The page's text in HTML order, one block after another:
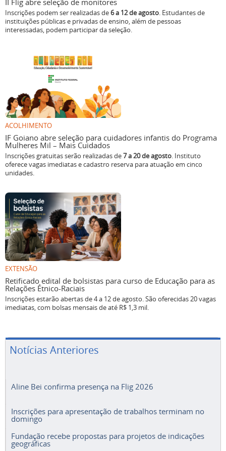
Inscrições podem ser realizadas de6 a 12 de agosto. Estudantes de
instituições públicas e privadas de ensino, além de pessoas
interessadas, podem participar da seleção.
ACOLHIMENTO
IF Goiano abre seleção para cuidadores infantis do Programa
Mulheres Mil – Mais Cuidados
Inscrições gratuitas serão realizadas de7 a 20 de agosto. Instituto
oferece vagas imediatas e cadastro reserva para atuação em cinco
unidades.
EXTENSÃO
Retificado edital de bolsistas para curso de Educação para as
Relações Étnico-Raciais
Inscrições estarão abertas de 4 a 12 de agosto. São oferecidas 20 vagas
imediatas, com bolsas mensais de até R$ 1,3 mil.
Notícias Anteriores
Aline Bei confirma presença na Flig 2026
Inscrições para apresentação de trabalhos terminam no
domingo
Fundação recebe propostas para projetos de indicações
geográficas